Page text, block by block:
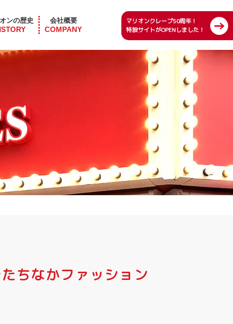
マリオンクレープ50周年！
特設サイトがOPENしました！
ンの歴史 会社概要
COMPANY
ちなかファッション